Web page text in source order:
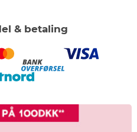
& betaling